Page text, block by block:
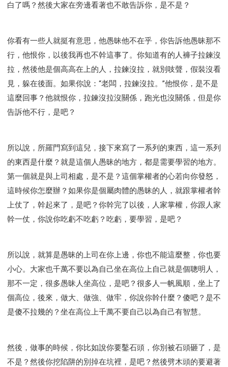
白了嗎？然後大家在旁邊看著也不敢告訴你，是不是？
你看有一些人就挺有意思，他愚昧他不在乎，你告訴他愚昧那不
行，他恨你，以後我再也不幹這事了。你知道有的人褲子拉鍊沒
拉，然後他是個高高在上的人，拉鍊沒拉，就別吱聲，假裝沒看
見，躲在後面。如果你說：“老闆，拉鍊沒拉。”他恨你，是不是
這麼回事？他就恨你，拉鍊沒拉沒關係，跑光也沒關係，但是你
告訴他不行，是吧？
所以說，所羅門寫到這兒，接下來寫了一系列的東西，這一系列
的東西是什麼？就是這個人愚昧的地方，都是需要學習的地方。
第一個就是與上司相處，是不是？這個掌權者的心若向你發怒，
這時候你怎麼辦？如果你是個屬肉體的愚昧的人，就跟掌權者幹
上仗了，幹起來了，是吧？你幹完了以後，人家掌權，你跟人家
幹一仗，你說你吃虧不吃虧？吃虧，要學習，是吧？
所以說，就算是愚昧的上司在你上邊，你也不能這麼整，你也要
小心。大家也千萬不要以為自己坐在高位上自己就是個聰明人，
那不一定，很多愚昧人坐高位，是吧？很多人一帆風順，坐上了
個高位，後來，做大、做強、做牢，你說你幹什麼？傻吧？是不
是傻不拉幾的？坐在高位上千萬不要自己以為自己有智慧。
然後，做事的時候，你比如說你要鑿石頭，你別被石頭砸了，是
不是？然後你挖陷阱的別掉在坑裡，是吧？然後劈木頭的要避著